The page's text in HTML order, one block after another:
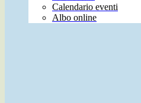
Calendario eventi
Albo online